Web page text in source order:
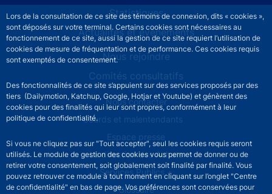
Lors de la consultation de ce site des témoins de connexion, dits « cookies »,
sont déposés sur votre terminal. Certains cookies sont nécessaires au
fonctionnement de ce site, aussi la gestion de ce site requiert l’utilisation de
cookies de mesure de fréquentation et de performance. Ces cookies requis
sont exemptés de consentement.
Des fonctionnalités de ce site s’appuient sur des services proposés par des
tiers (Dailymotion, Katchup, Google, Hotjar et Youtube) et génèrent des
cookies pour des finalités qui leur sont propres, conformément à leur
politique de confidentialité.
Si vous ne cliquez pas sur "Tout accepter", seul les cookies requis seront
utilisés. Le module de gestion des cookies vous permet de donner ou de
retirer votre consentement, soit globalement soit finalité par finalité. Vous
pouvez retrouver ce module à tout moment en cliquant sur l’onglet "Centre
de confidentialité" en bas de page. Vos préférences sont conservées pour
Statistiques
Actualités et événements
Nous rejoindre
Comités consultatifs
Footer secondary menuNous contacter
Sourds et malentendants
Espace presse
La direction des Achats
Services Publics +
Glossaire